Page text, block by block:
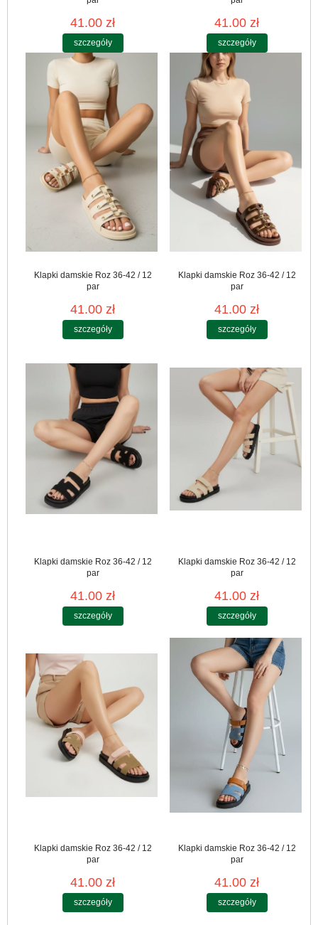
41.00 zł
szczegóły
41.00 zł
szczegóły
Klapki damskie Roz 36-42 / 12
par
41.00 zł
szczegóły
Klapki damskie Roz 36-42 / 12
par
41.00 zł
szczegóły
Klapki damskie Roz 36-42 / 12
par
41.00 zł
szczegóły
Klapki damskie Roz 36-42 / 12
par
41.00 zł
szczegóły
Klapki damskie Roz 36-42 / 12
par
41.00 zł
szczegóły
Klapki damskie Roz 36-42 / 12
par
41.00 zł
szczegóły